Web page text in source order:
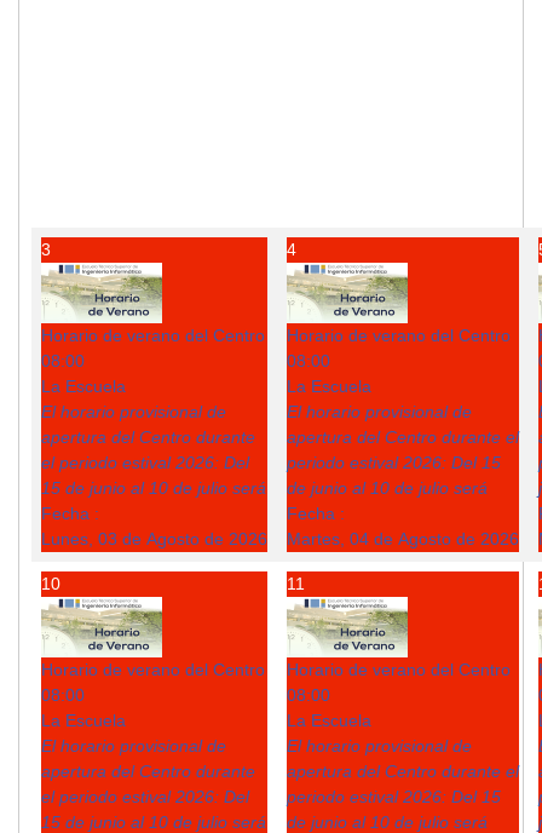
3
Horario de verano del Centro
08:00
La Escuela
El horario provisional de
apertura del Centro durante
el periodo estival 2026: Del
15 de junio al 10 de julio será
Fecha :
Lunes, 03 de Agosto de 2026
4
Horario de verano del Centro
08:00
La Escuela
El horario provisional de
apertura del Centro durante el
periodo estival 2026: Del 15
de junio al 10 de julio será
Fecha :
Martes, 04 de Agosto de 2026
10
Horario de verano del Centro
08:00
La Escuela
El horario provisional de
apertura del Centro durante
el periodo estival 2026: Del
15 de junio al 10 de julio será
11
Horario de verano del Centro
08:00
La Escuela
El horario provisional de
apertura del Centro durante el
periodo estival 2026: Del 15
de junio al 10 de julio será